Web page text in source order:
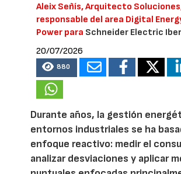
Aleix Señís, Arquitecto
responsable del area Digital
Power para Schneider Electric
20/07/2026
880
Durante años, la gestión
entornos industriales se ha
enfoque reactivo: medir el
analizar desviaciones y aplicar